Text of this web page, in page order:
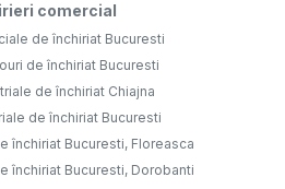
comercial
de închiriat Bucuresti
de închiriat Bucuresti
de închiriat Chiajna
de închiriat Bucuresti
închiriat Bucuresti, Floreasca
închiriat Bucuresti, Dorobanti